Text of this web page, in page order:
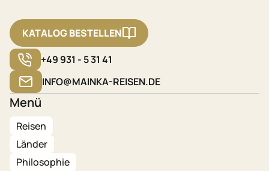
KATALOG BESTELLEN
+49 931 - 5 31 41
INFO@MAINKA-REISEN.DE
Menü
Reisen
Länder
Philosophie